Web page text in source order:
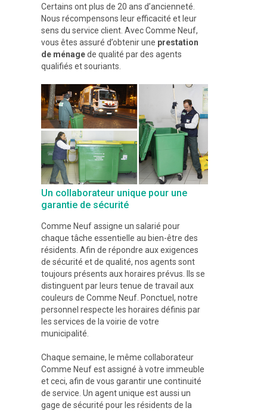
Certains ont plus de 20 ans d’ancienneté.
Nous récompensons leur efficacité et leur
sens du service client. Avec Comme Neuf,
vous êtes assuré d’obtenir une prestation
de ménagede qualité par des agents
qualifiés et souriants.
Un collaborateur unique pour une
garantie de sécurité
Comme Neuf assigne un salarié pour
chaque tâche essentielle au bien-être des
résidents. Afin de répondre aux exigences
de sécurité et de qualité, nos agents sont
toujours présents aux horaires prévus. Ils se
distinguent par leurs tenue de travail aux
couleurs de Comme Neuf. Ponctuel, notre
personnel respecte les horaires définis par
les services de la voirie de votre
municipalité.
Chaque semaine, le même collaborateur
Comme Neuf est assigné à votre immeuble
et ceci, afin de vous garantir une continuité
de service. Un agent unique est aussi un
gage de sécurité pour les résidents de la